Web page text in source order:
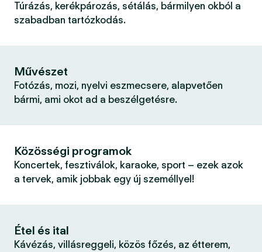
Túrázás, kerékpározás, sétálás, bármilyen okból a
szabadban tartózkodás.
Művészet
Fotózás, mozi, nyelvi eszmecsere, alapvetően
bármi, ami okot ad a beszélgetésre.
Közösségi programok
Koncertek, fesztiválok, karaoke, sport – ezek azok
a tervek, amik jobbak egy új személlyel!
Étel és ital
Kávézás, villásreggeli, közös főzés, az étterem,